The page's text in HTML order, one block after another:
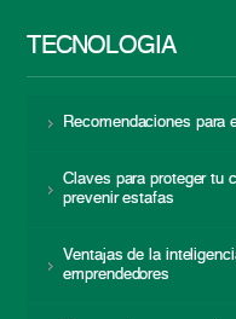
TECNOLOGÍA
Recomendaciones para
Claves para proteger tu
prevenir estafas
Ventajas de la
emprendedores